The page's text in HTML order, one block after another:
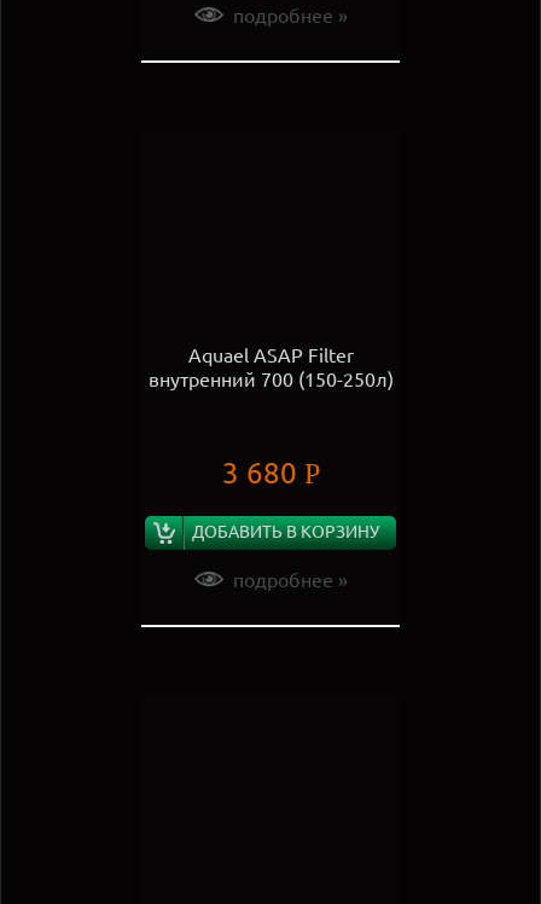
подробнее »
Aquael ASAP Filter
внутренний 700 (150-250л)
3 680 Р
ДОБАВИТЬ В КОРЗИНУ
подробнее »